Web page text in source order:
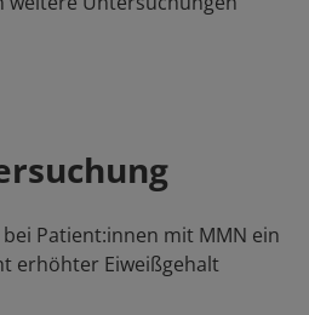
Patient:innen mit MMN ein
erhöhter Eiweißgehalt